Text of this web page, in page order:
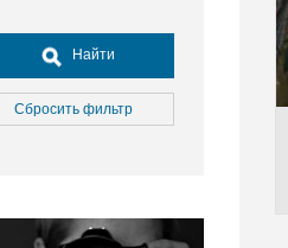
Досуг, туризм и отдых
Культура
Медицина
Окружающая среда
Найти
Сбросить фильтр